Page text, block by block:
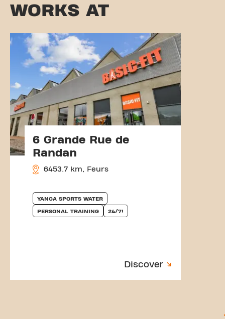
WORKS AT
6 Grande Rue de
Randan
6453.7 km, Feurs
YANGA SPORTS WATER
PERSONAL TRAINING 24/7!
Discover